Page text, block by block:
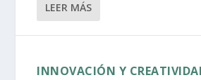
LEER MÁS
INNOVACIÓN Y